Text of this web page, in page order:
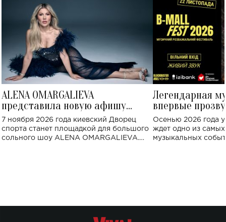
ALENA OMARGALIEVA
представила новую афишу
большого концерта во Дворце
спорта
7 ноября 2026 года киевский Дворец
спорта станет площадкой для большого
сольного шоу ALENA OMARGALIEVA.
Легендарная
впервые
Украине: где
Осенью 2026 года
ждет одно из
музыкальных